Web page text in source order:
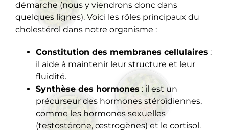
démarche (nous y viendrons donc dans
quelques lignes). Voici les rôles principaux du
cholestérol dans notre organisme :
Constitution des membranes cellulaires :
il aide à maintenir leur structure et leur
fluidité.
Synthèse des hormones : il est un
précurseur des hormones stéroïdiennes,
comme les hormones sexuelles
(testostérone, œstrogènes) et le cortisol.